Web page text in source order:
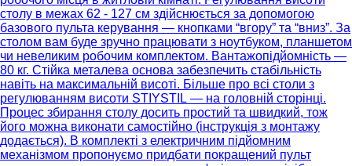
столу в межах 62 - 127 см здійснюється за допомогою
базового пульта керування — кнопками “вгору” та “вниз”. За
столом вам буде зручно працювати з ноутбуком, планшетом
чи невеликим робочим комплектом. Вантажопідйомність —
80 кг. Стійка металева основа забезпечить стабільність
навіть на максимальній висоті. Більше про всі столи з
регулюванням висоти STIYSTIL — на головній сторінці.
Процес збирання столу досить простий та швидкий, тож
його можна виконати самостійно (інструкція з монтажу
додається). В комплекті з електричним підйомним
механізмом пропонуємо придбати покращений пульт